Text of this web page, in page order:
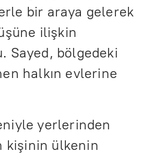
bir araya gelerek
ilişkin
Sayed, bölgedeki
halkın evlerine
yerlerinden
kişinin ülkenin